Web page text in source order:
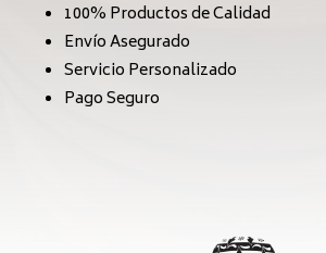
100% Productos de Calidad
Envío Asegurado
Servicio Personalizado
Pago Seguro